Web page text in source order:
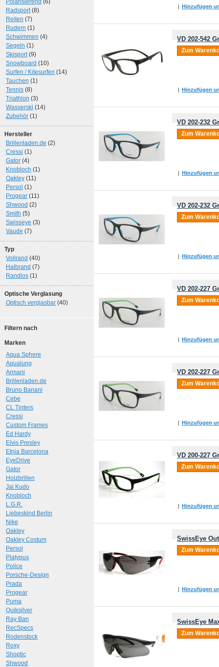
| Hinzufügen
VD 202-542
Zum
| Hinzufügen
VD 202-232
Zum
| Hinzufügen
VD 202-232
Zum
| Hinzufügen
VD 202-227
Zum
| Hinzufügen
VD 202-227
Zum
| Hinzufügen
VD 200-227
Zum
| Hinzufügen
SwissEye
Zum
| Hinzufügen
SwissEye
Zum
Polarisierend (6)
Radsport(8)
Reiten (7)
Rudern (1)
Schwimmen (4)
Segeln (1)
Skisport(9)
Snowboard (10)
Surfen / Kitesurfen (14)
Tauchen (1)
Tennis (8)
Triathlon (3)
Wasserski (14)
Zubehör (1)
Hersteller
Brillenladen.de (2)
Cressi (1)
Gator (4)
Knobloch (1)
Oakley (11)
Persol (1)
Progear (11)
Shwood (2)
Smith (5)
Swisseye (3)
Vaude (7)
Typ
Vollrand (40)
Halbrand (7)
Randlos (1)
Optische Verglasung
Optisch verglasbar (40)
Filtern nach
Marken
Aqua Sphere
Aqualung
Armani
Brillenladen.de
Bruno Banani
Cebe
CL Tinters
Cressi
Custom Frames
Ed Hardy
Elvis Presley
Etnia Barcelona
EyeDrive
Gator
Holzbrillen
Jai Kudo
Knobloch
L.G.R.
Liebeskind Berlin
Nike
Oakley
Oakley Costum
Persol
Platypus
Police
Porsche-Design
Prada
Progear
Puma
Quiksilver
Ray Ban
RecSpecs
Rodenstock
Roxy
Shoptic
Shwood